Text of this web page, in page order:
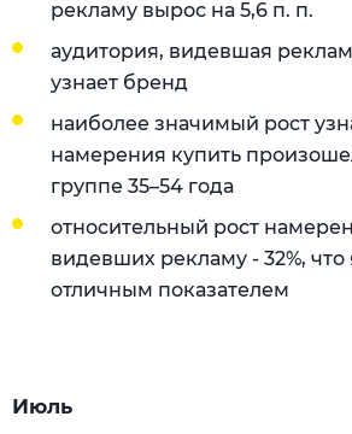
рекламу вырос на 5,6 п. п.
аудитория, видевшая
узнает бренд
наиболее значимый рост
намерения купить
группе 35–54 года
относительный рост
видевших рекламу - 32%, что
отличным показателем
Июль